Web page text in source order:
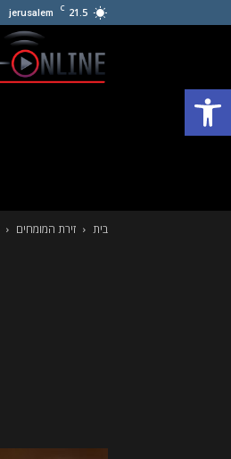
פתח סרגל נגישות
21.5
C
jerusalem
בית זירת המומחים